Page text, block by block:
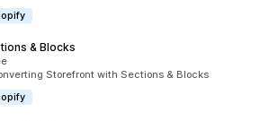
& Blocks
270
Storefront with Sections & Blocks